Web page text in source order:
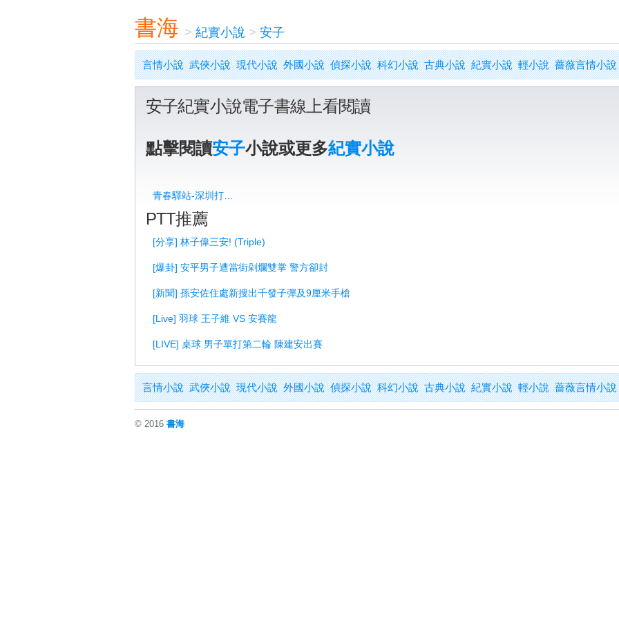
書海 > 紀實小說 > 安子
言情小說 武俠小說 現代小說 外國小說 偵探小說 科幻小說 古典小說 紀實小說 輕小說 薔薇言情小說
安子紀實小說電子書線上看閱讀
點擊閱讀安子小說或更多紀實小說
青春驛站-深圳打工妹寫真
PTT推薦
[分享] 林子偉三安! (Triple)
[爆卦] 安平男子遭當街剁爛雙掌 警方卻封
[新聞] 孫安佐住處新搜出千發子彈及9厘米手槍
[Live] 羽球 王子維 VS 安賽龍
[LIVE] 桌球 男子單打第二輪 陳建安出賽
言情小說 武俠小說 現代小說 外國小說 偵探小說 科幻小說 古典小說 紀實小說 輕小說 薔薇言情小說
© 2016 書海